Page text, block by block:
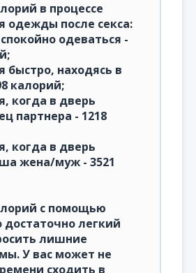
в процессе
одежды после секса:
одеваться -
быстро, находясь в
калорий;
когда в дверь
партнера - 1218
когда в дверь
жена/муж - 3521
с помощью
достаточно легкий
лишние
У вас может не
сходить в